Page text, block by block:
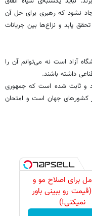
نشود که رهبری برای حل آن
یابد و نزاع‌ها بین جریانات
آزاد است نه می‌توانم آن را
داشته باشند.
و ثابت شده است که جمهوری
کشورهای جهان است و امتحان
برای اصلاح مو و
رو ببینی باور
نمیکنی!)